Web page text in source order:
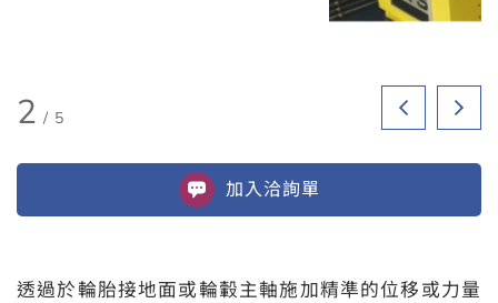
2 / 5
加入洽詢單
透過於輪胎接地面或輪轂主軸施加精準的位移或力量